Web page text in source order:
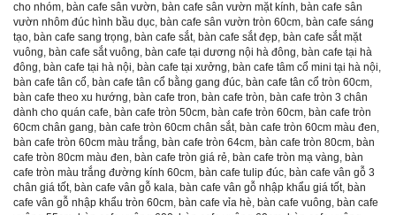
cho nhóm, bàn cafe sân vườn, bàn cafe sân vườn mặt kính, bàn cafe sân
vườn nhôm đúc hình bầu dục, bàn cafe sân vườn tròn 60cm, bàn cafe sáng
tạo, bàn cafe sang trọng, bàn cafe sắt, bàn cafe sắt đẹp, bàn cafe sắt mặt
vuông, bàn cafe sắt vuông, bàn cafe tại dương nội hà đông, bàn cafe tại hà
đông, bàn cafe tại hà nội, bàn cafe tại xưởng, bàn cafe tâm cổ mini tại hà nội,
bàn cafe tân cổ, bàn cafe tân cổ bằng gang đúc, bàn cafe tân cổ tròn 60cm,
bàn cafe theo xu hướng, bàn cafe tron, bàn cafe tròn, bàn cafe tròn 3 chân
dành cho quán cafe, bàn cafe tròn 50cm, bàn cafe tròn 60cm, bàn cafe tròn
60cm chân gang, bàn cafe tròn 60cm chân sắt, bàn cafe tròn 60cm màu đen,
bàn cafe tròn 60cm màu trắng, bàn cafe tròn 64cm, bàn cafe tròn 80cm, bàn
cafe tròn 80cm màu đen, bàn cafe tròn giá rẻ, bàn cafe tròn mạ vàng, bàn
cafe tròn màu trắng đường kính 60cm, bàn cafe tulip đúc, bàn cafe vân gỗ 3
chân giá tốt, bàn cafe vân gỗ kala, bàn cafe vân gỗ nhập khẩu giá tốt, bàn
cafe vân gỗ nhập khẩu tròn 60cm, bàn cafe vỉa hè, bàn cafe vuông, bàn cafe